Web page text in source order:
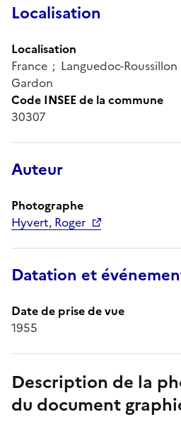
Localisation
Localisation
France ; Languedoc-
Gardon
Code INSEE de la commune
30307
Auteur
Photographe
Hyvert, Roger
Datation et
Date de prise de vue
1955
Description de la
du document